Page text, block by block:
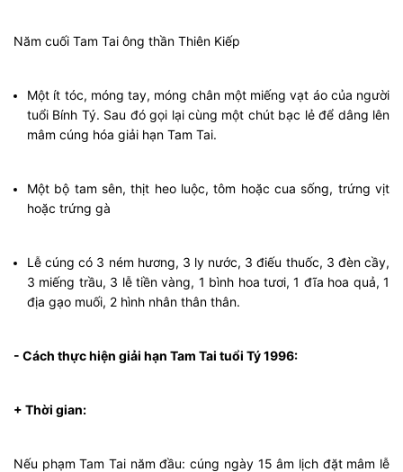
Năm cuối Tam Tai ông thần Thiên Kiếp
Một ít tóc, móng tay, móng chân một miếng vạt áo của người
tuổi Bính Tý. Sau đó gọi lại cùng một chút bạc lẻ để dâng lên
mâm cúng hóa giải hạn Tam Tai.
Một bộ tam sên, thịt heo luộc, tôm hoặc cua sống, trứng vịt
hoặc trứng gà
Lễ cúng có 3 ném hương, 3 ly nước, 3 điếu thuốc, 3 đèn cầy,
3 miếng trầu, 3 lễ tiền vàng, 1 bình hoa tươi, 1 đĩa hoa quả, 1
địa gạo muối, 2 hình nhân thân thân.
- Cách thực hiện giải hạn Tam Tai tuổi Tý 1996:
+ Thời gian:
Nếu phạm Tam Tai năm đầu: cúng ngày 15 âm lịch đặt mâm lễ